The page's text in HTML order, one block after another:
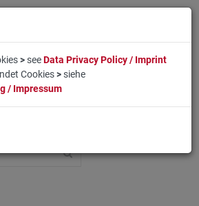
>seeData Privacy Policy / Imprint
Cookies>siehe
/ Impressum